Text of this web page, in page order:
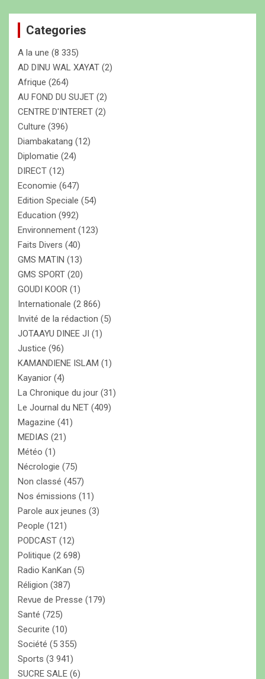
e
h
e
r
Categories
A la une (8 335)
AD DINU WAL XAYAT (2)
Afrique (264)
AU FOND DU SUJET (2)
CENTRE D'INTERET (2)
Culture (396)
Diambakatang (12)
Diplomatie (24)
DIRECT (12)
Economie (647)
Edition Speciale (54)
Education (992)
Environnement (123)
Faits Divers (40)
GMS MATIN (13)
GMS SPORT (20)
GOUDI KOOR (1)
Internationale (2 866)
Invité de la rédaction (5)
JOTAAYU DINEE JI (1)
Justice (96)
KAMANDIENE ISLAM (1)
Kayanior (4)
La Chronique du jour (31)
Le Journal du NET (409)
Magazine (41)
MEDIAS (21)
Météo (1)
Nécrologie (75)
Non classé (457)
Nos émissions (11)
Parole aux jeunes (3)
People (121)
PODCAST (12)
Politique (2 698)
Radio KanKan (5)
Réligion (387)
Revue de Presse (179)
Santé (725)
Securite (10)
Société (5 355)
Sports (3 941)
SUCRE SALE (6)